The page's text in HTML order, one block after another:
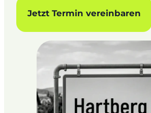
Jetzt Termin vereinbaren